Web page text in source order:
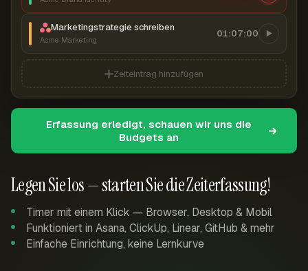
Legen Sie los — starten Sie die Zeiterfassung!
Timer mit einem Klick — Browser, Desktop & Mobil
Funktioniert in Asana, ClickUp, Linear, GitHub & mehr
Einfache Einrichtung, keine Lernkurve
Marketingstrategie schreiben
Acme Marketing
01:07:00
Zeiteintrag hinzufügen
Erfassung erledigt, schauen wir uns die
Budgets an